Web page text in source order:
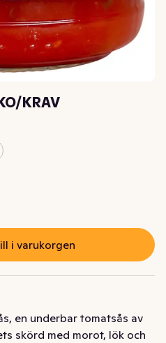
KRAV
i varukorgen
en underbar tomatsås av
skörd med morot, lök och